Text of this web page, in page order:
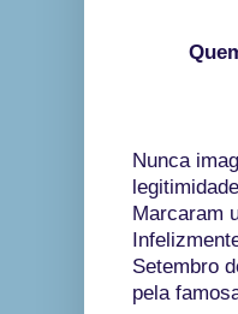
Nunca
Marcaram
Setembro
pela